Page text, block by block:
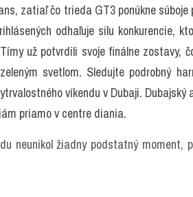
zatiaľ čo trieda GT3 ponúkne
odhaľuje silu konkurencie,
už potvrdili svoje finálne zostavy,
svetlom. Sledujte podrobný
víkendu v Dubaji.
priamo v centre diania.
neunikol žiadny podstatný